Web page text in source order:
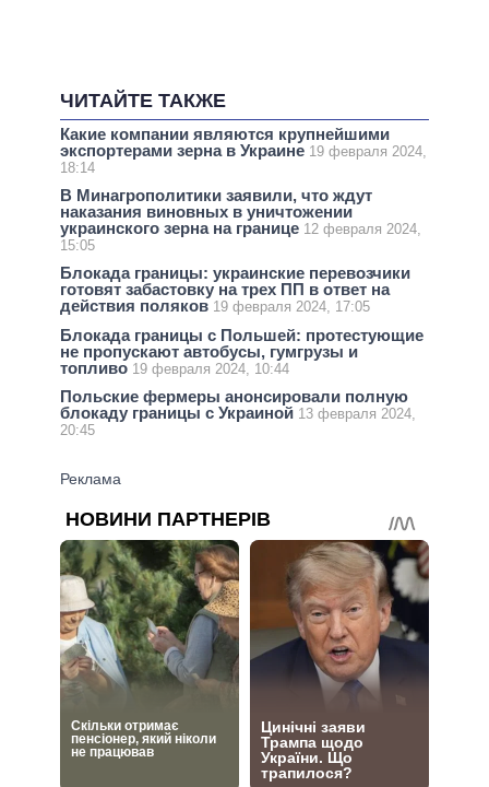
ЧИТАЙТЕ ТАКЖЕ
Какие компании являются крупнейшими
экспортерами зерна в Украине 19 февраля 2024,
18:14
В Минагрополитики заявили, что ждут
наказания виновных в уничтожении
украинского зерна на границе 12 февраля 2024,
15:05
Блокада границы: украинские перевозчики
готовят забастовку на трех ПП в ответ на
действия поляков 19 февраля 2024, 17:05
Блокада границы с Польшей: протестующие
не пропускают автобусы, гумгрузы и
топливо 19 февраля 2024, 10:44
Польские фермеры анонсировали полную
блокаду границы с Украиной 13 февраля 2024,
20:45